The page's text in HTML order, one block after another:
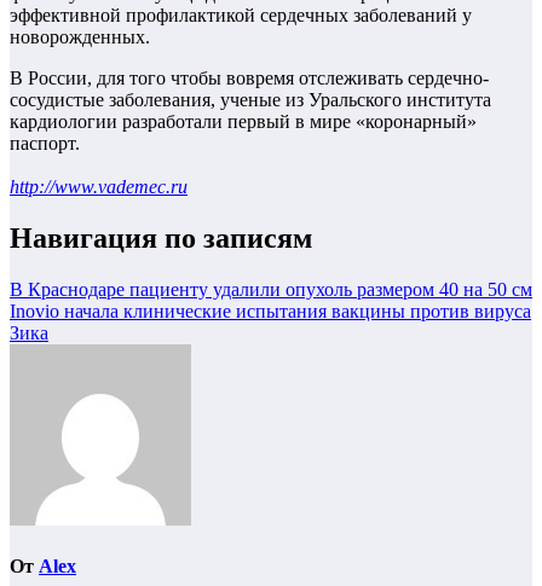
эффективной профилактикой сердечных заболеваний у
новорожденных.
В России, для того чтобы вовремя отслеживать сердечно-
сосудистые заболевания, ученые из Уральского института
кардиологии разработали первый в мире «коронарный»
паспорт.
http://www.vademec.ru
Навигация по записям
В Краснодаре пациенту удалили опухоль размером 40 на 50 см
Inovio начала клинические испытания вакцины против вируса
Зика
От Alex